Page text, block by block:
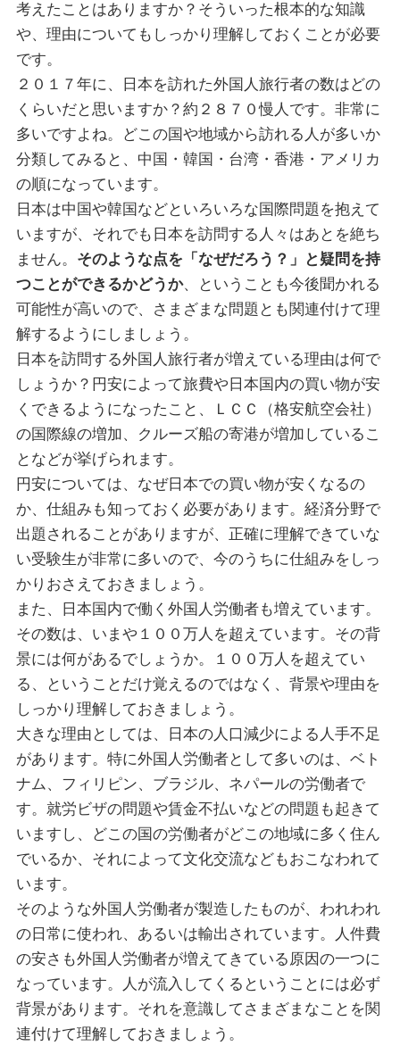
考えたことはありますか？そういった根本的な知識
や、理由についてもしっかり理解しておくことが必要
です。
２０１７年に、日本を訪れた外国人旅行者の数はどの
くらいだと思いますか？約２８７０慢人です。非常に
多いですよね。どこの国や地域から訪れる人が多いか
分類してみると、中国・韓国・台湾・香港・アメリカ
の順になっています。
日本は中国や韓国などといろいろな国際問題を抱えて
いますが、それでも日本を訪問する人々はあとを絶ち
ません。 そのような点を「なぜだろう？」と疑問を持
つことができるかどうか、ということも今後聞かれる
可能性が高いので、さまざまな問題とも関連付けて理
解するようにしましょう。
日本を訪問する外国人旅行者が増えている理由は何で
しょうか？円安によって旅費や日本国内の買い物が安
くできるようになったこと、ＬＣＣ（格安航空会社）
の国際線の増加、クルーズ船の寄港が増加しているこ
となどが挙げられます。
円安については、なぜ日本での買い物が安くなるの
か、仕組みも知っておく必要があります。経済分野で
出題されることがありますが、正確に理解できていな
い受験生が非常に多いので、今のうちに仕組みをしっ
かりおさえておきましょう。
また、日本国内で働く外国人労働者も増えています。
その数は、いまや１００万人を超えています。その背
景には何があるでしょうか。１００万人を超えてい
る、ということだけ覚えるのではなく、背景や理由を
しっかり理解しておきましょう。
大きな理由としては、日本の人口減少による人手不足
があります。特に外国人労働者として多いのは、ベト
ナム、フィリピン、ブラジル、ネパールの労働者で
す。就労ビザの問題や賃金不払いなどの問題も起きて
いますし、どこの国の労働者がどこの地域に多く住ん
でいるか、それによって文化交流などもおこなわれて
います。
そのような外国人労働者が製造したものが、われわれ
の日常に使われ、あるいは輸出されています。人件費
の安さも外国人労働者が増えてきている原因の一つに
なっています。人が流入してくるということには必ず
背景があります。それを意識してさまざまなことを関
連付けて理解しておきましょう。